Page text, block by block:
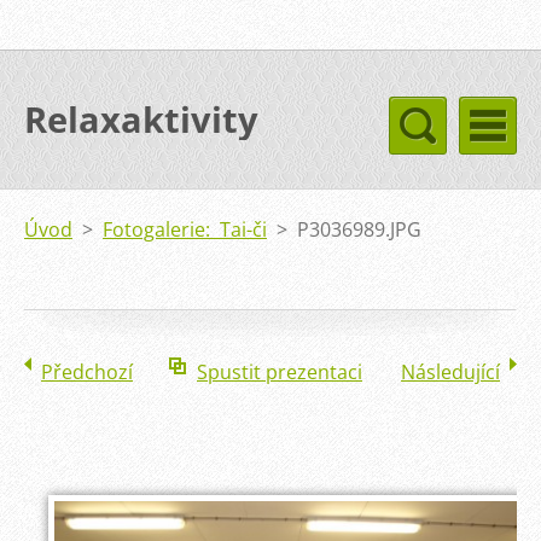
Relaxaktivity
Úvod > Fotogalerie: Tai-či > P3036989.JPG
Předchozí Spustit prezentaci Následující